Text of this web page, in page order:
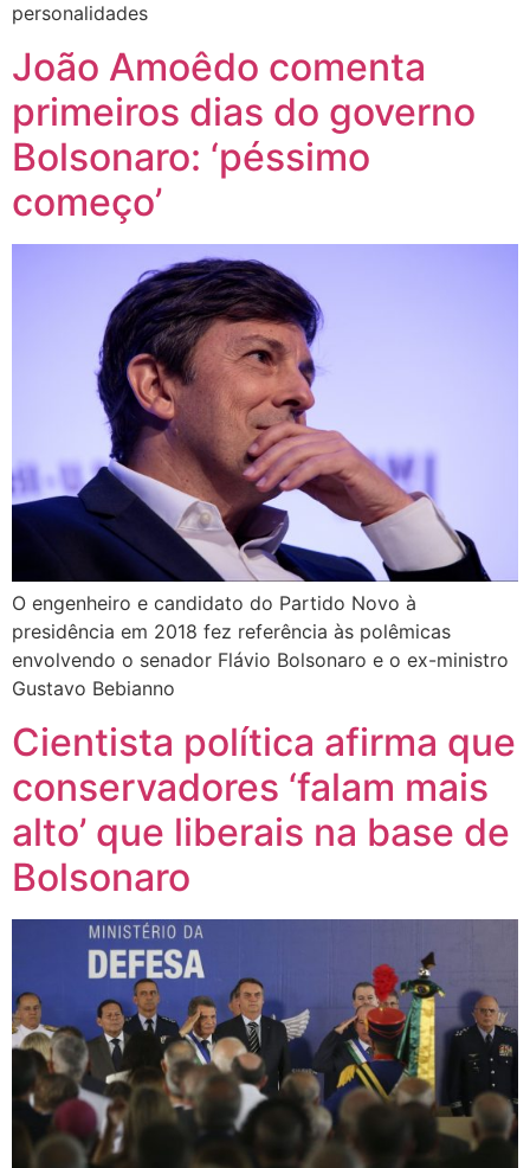
personalidades
João Amoêdo comenta
primeiros dias do governo
Bolsonaro: ‘péssimo
começo’
O engenheiro e candidato do Partido Novo à
presidência em 2018 fez referência às polêmicas
envolvendo o senador Flávio Bolsonaro e o ex-ministro
Gustavo Bebianno
Cientista política afirma que
conservadores ‘falam mais
alto’ que liberais na base de
Bolsonaro